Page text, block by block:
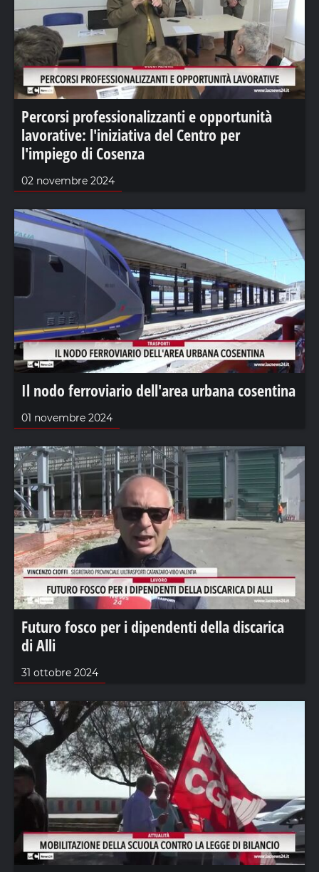
Percorsi professionalizzanti e opportunità
lavorative: l'iniziativa del Centro per
l'impiego di Cosenza
02 novembre 2024
Il nodo ferroviario dell'area urbana cosentina
01 novembre 2024
Futuro fosco per i dipendenti della discarica
di Alli
31 ottobre 2024